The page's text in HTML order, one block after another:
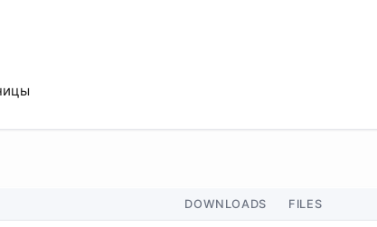
DOWNLOADS FILES